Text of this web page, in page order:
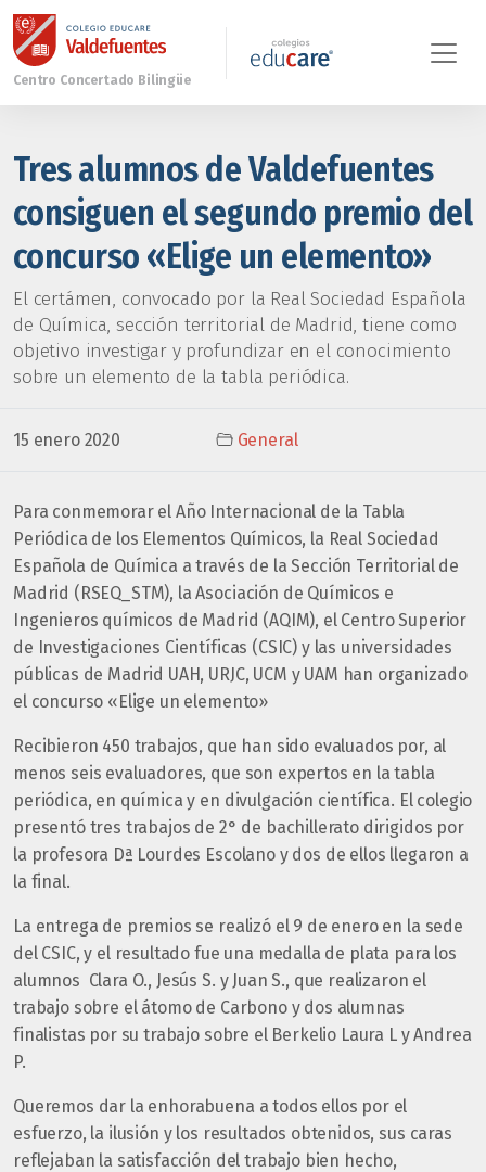
Tres alumnos de Valdefuentes
consiguen el segundo premio del
concurso «Elige un elemento»
El certámen, convocado por la Real Sociedad Española
de Química, sección territorial de Madrid, tiene como
objetivo investigar y profundizar en el conocimiento
sobre un elemento de la tabla periódica.
15 enero 2020 General
Para conmemorar el Año Internacional de la Tabla
Periódica de los Elementos Químicos, la Real Sociedad
Española de Química a través de la Sección Territorial de
Madrid (RSEQ_STM), la Asociación de Químicos e
Ingenieros químicos de Madrid (AQIM), el Centro Superior
de Investigaciones Científicas (CSIC) y las universidades
públicas de Madrid UAH, URJC, UCM y UAM han organizado
el concurso «Elige un elemento»
Recibieron 450 trabajos, que han sido evaluados por, al
menos seis evaluadores, que son expertos en la tabla
periódica, en química y en divulgación científica. El colegio
presentó tres trabajos de 2° de bachillerato dirigidos por
la profesora Dª Lourdes Escolano y dos de ellos llegaron a
la final.
La entrega de premios se realizó el 9 de enero en la sede
del CSIC, y el resultado fue una medalla de plata para los
alumnos Clara O., Jesús S. y Juan S., que realizaron el
trabajo sobre el átomo de Carbono y dos alumnas
finalistas por su trabajo sobre el Berkelio Laura L y Andrea
P.
Queremos dar la enhorabuena a todos ellos por el
esfuerzo, la ilusión y los resultados obtenidos, sus caras
reflejaban la satisfacción del trabajo bien hecho,